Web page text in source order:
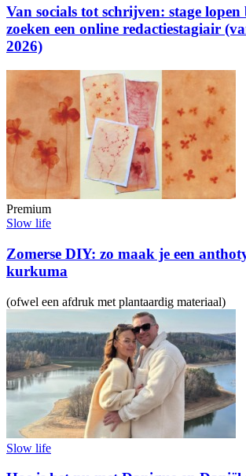
Van socials tot schrijven: stage
zoeken een online redactiestagiair
2026)
Premium
Slow life
Zomerse DIY: zo maak je een
kurkuma
(ofwel een afdruk met plantaardig materiaal)
Slow life